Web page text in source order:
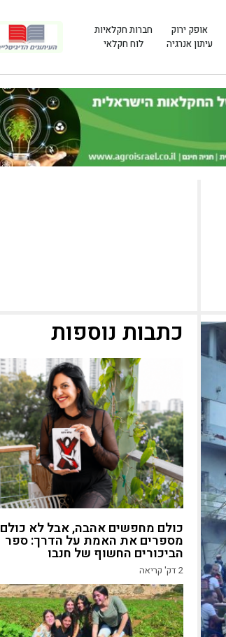
אופק ירוק
עיתון אנרגיה
חברות חקלאיות
לוח חקלאי
כתבות נוספות
כולם מחפשים אהבה, אבל לא כולם
מספרים את האמת על הדרך: ספר
הביכורים החשוף של חנבו
2דק' קריאה